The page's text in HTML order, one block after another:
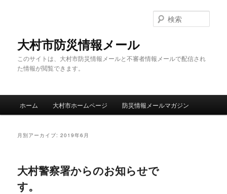
大村市防災情報メール
このサイトは、大村市防災情報メールと不審者情報メールで配信され
た情報が閲覧できます。
索
ホーム 大村市ホームページ 防災情報メールマガジン
月別アーカイブ:2019年6月
大村警察署からのお知らせで
す。